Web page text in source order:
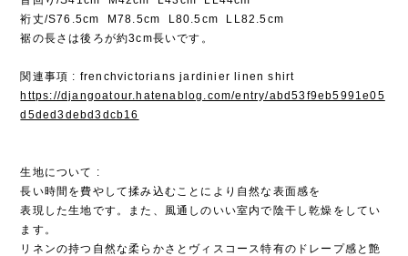
裄丈/S76.5cm M78.5cm L80.5cm LL82.5cm
裾の長さは後ろが約3cm長いです。
関連事項 : frenchvictorians jardinier linen shirt
https://djangoatour.hatenablog.com/entry/abd53f9eb5991e05
d5ded3debd3dcb16
生地について :
長い時間を費やして揉み込むことにより自然な表面感を
表現した生地です。また、風通しのいい室内で陰干し乾燥をしてい
ます。
リネンの持つ自然な柔らかさとヴィスコース特有のドレープ感と艶